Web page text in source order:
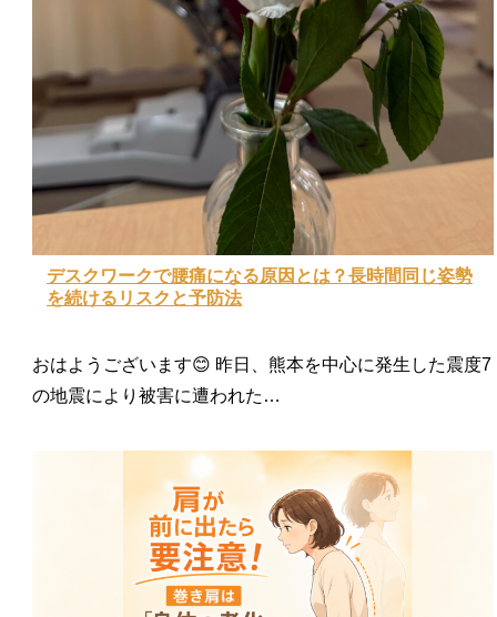
デスクワークで腰痛になる原因とは？長時間同じ姿勢
を続けるリスクと予防法
おはようございます😊 昨日、熊本を中心に発生した震度7
の地震により被害に遭われた…